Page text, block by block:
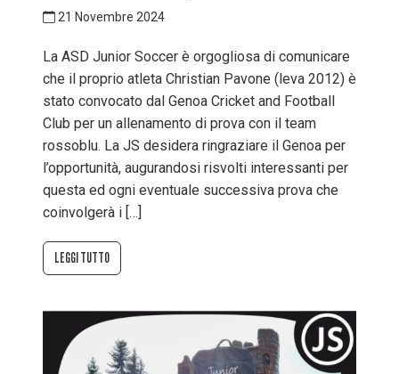
21 Novembre 2024
La ASD Junior Soccer è orgogliosa di comunicare
che il proprio atleta Christian Pavone (leva 2012) è
stato convocato dal Genoa Cricket and Football
Club per un allenamento di prova con il team
rossoblu. La JS desidera ringraziare il Genoa per
l’opportunità, augurandosi risvolti interessanti per
questa ed ogni eventuale successiva prova che
coinvolgerà i […]
LEGGI TUTTO